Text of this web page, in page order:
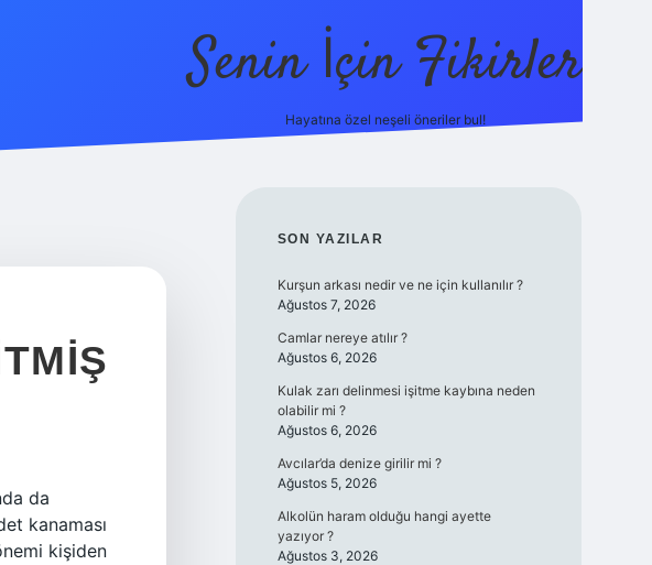
Senin İçin Fikirler
Hayatına özel neşeli öneriler bul!
da
kanaması
kişiden
SIDEBAR
SON YAZILAR
Kurşun arkası nedir ve ne için kullanılır ?
Ağustos 7, 2026
Camlar nereye atılır ?
Ağustos 6, 2026
Kulak zarı delinmesi işitme kaybına neden
olabilir mi ?
Ağustos 6, 2026
Avcılar’da denize girilir mi ?
Ağustos 5, 2026
Alkolün haram olduğu hangi ayette
yazıyor ?
Ağustos 3, 2026